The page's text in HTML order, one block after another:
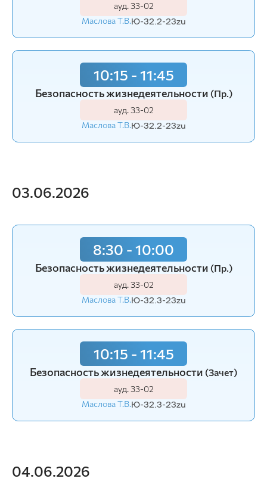
Щекин А.Ю.З-31-24o
ауд. З3-02
Маслова Т.В.Ю-32.2-23zu
10:15 - 11:45
Безопасность жизнедеятельности (Пр.)
ауд. З3-02
Маслова Т.В.Ю-32.2-23zu
03.06.2026
8:30 - 10:00
Безопасность жизнедеятельности (Пр.)
ауд. З3-02
Маслова Т.В.Ю-32.3-23zu
10:15 - 11:45
Безопасность жизнедеятельности (Зачет)
ауд. З3-02
Маслова Т.В.Ю-32.3-23zu
04.06.2026